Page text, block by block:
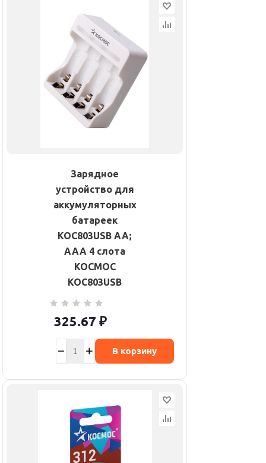
Зарядное
устройство для
аккумуляторных
батареек
KOC803USB AA;
AAA 4 слота
КОСМОС
KOC803USB
325.67 ₽
В корзину